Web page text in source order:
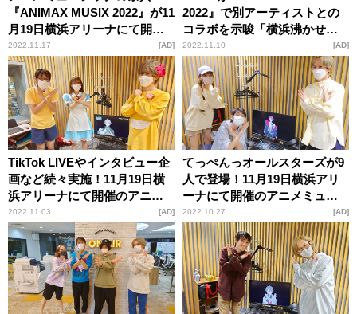
『ANIMAX MUSIX 2022』が11
月19日横浜アリーナにて開
催！“持ち曲が1曲しかない”て
っぺんっオールスターズ・相
良茉優も「ワクワクしており
ます」
2022.11.17 AD
2022』で別アーティストとの
コラボを示唆「横浜沸かせた
いですね」11月19日横浜アリ
ーナにて開催
2022.11.10 AD
TikTok LIVEやインタビュー企
画など続々実施！11月19日横
浜アリーナにて開催のアニメ
ミュージックの祭典
『ANIMAX MUSIX 2022』を特
集
2022.11.03 AD
てっぺんっオールスターズが9
人で登場！11月19日横浜アリ
ーナにて開催のアニメミュー
ジックの祭典『ANIMAX
MUSIX 2022』を特集
2022.10.27 AD